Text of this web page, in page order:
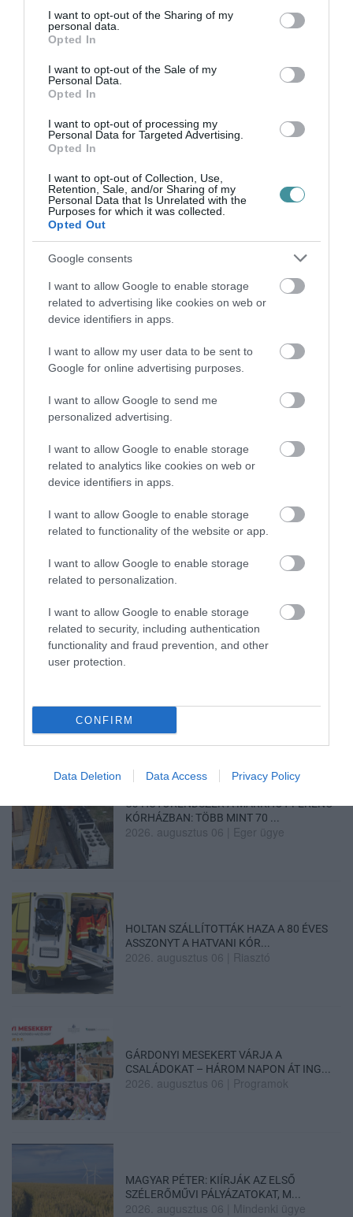
not limited to your visit or usage behaviour. You may click to
grant or deny consent to Google and its third-party tags to
use your data for below specified purposes in below Google
consent section.
I want to opt-out of the Sharing of my
personal data.
Opted In
I want to opt-out of the Sale of my
Personal Data.
Opted In
I want to opt-out of processing my
Personal Data for Targeted Advertising.
Opted In
I want to opt-out of Collection, Use,
Retention, Sale, and/or Sharing of my
Personal Data that Is Unrelated with the
Purposes for which it was collected.
Opted Out
Google consents
I want to allow Google to enable storage
related to advertising like cookies on web or
device identifiers in apps.
I want to allow my user data to be sent to
Google for online advertising purposes.
I want to allow Google to send me
personalized advertising.
I want to allow Google to enable storage
related to analytics like cookies on web or
device identifiers in apps.
I want to allow Google to enable storage
related to functionality of the website or app.
I want to allow Google to enable storage
related to personalization.
I want to allow Google to enable storage
related to security, including authentication
functionality and fraud prevention, and other
user protection.
CONFIRM
Data Deletion Data Access Privacy Policy
ÉS VÉDETT HALAKAT MENTETT...
2026. augusztus 07 Környék ügye
ZÁPOROK, ZIVATAROK KIALAKULHATNAK
2026. augusztus 07|Mindenki ügye
KÉT AUTÓ ÜTKÖZÖTT BOGÁCSON, A
MENTŐK IS A HELYSZÍNRE ÉRKE...
2026. augusztus 06
HÍREK A GARÁZSBÓL: CHERY TIGGO 9
2026. augusztus 06|Barta Autó
LAKÓÉPÜLETEK LÁNGOLTAK SZERDÁN
2026. augusztus 06 Riasztó
2026. augusztus 06|Sport
ÚJ HŰTŐRENDSZER A MARKHOT FERENC
KÓRHÁZBAN: TÖBB MINT 70 ...
2026. augusztus 06 Eger ügye
HOLTAN SZÁLLÍTOTTÁK HAZA A 80 ÉVES
ASSZONYT A HATVANI KÓR...
2026. augusztus 06 Riasztó
GÁRDONYI MESEKERT VÁRJA A
CSALÁDOKAT – HÁROM NAPON ÁT ING...
2026. augusztus 06 Programok
MAGYAR PÉTER: KIÍRJÁK AZ ELSŐ
SZÉLERŐMŰVI PÁLYÁZATOKAT, M...
2026. augusztus 06 Mindenki ügye